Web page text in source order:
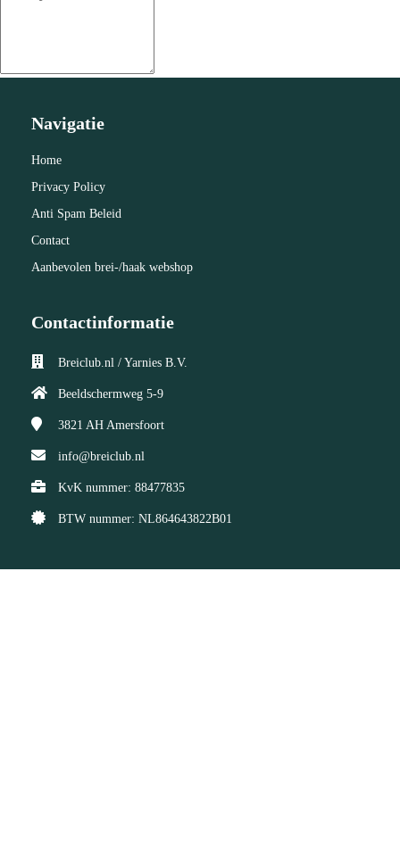
Navigatie
Home
Privacy Policy
Anti Spam Beleid
Contact
Aanbevolen brei-/haak webshop
Contactinformatie
Breiclub.nl / Yarnies B.V.
Beeldschermweg 5-9
3821 AH Amersfoort
info@breiclub.nl
KvK nummer: 88477835
BTW nummer: NL864643822B01